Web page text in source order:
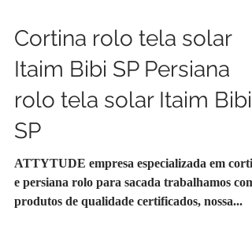
2 min de leitura
Cortina rolo tela solar
Itaim Bibi SP Persiana
rolo tela solar Itaim Bibi
SP